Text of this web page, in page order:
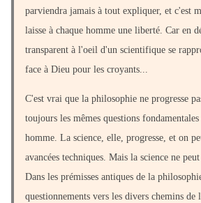
parviendra jamais à tout expliquer, et c'est
laisse à chaque homme une liberté. Car en
transparent à l'oeil d'un scientifique se
face à Dieu pour les croyants...
C'est vrai que la philosophie ne progresse
toujours les mêmes questions
homme. La science, elle, progresse, et on
avancées techniques. Mais la science ne
Dans les prémisses antiques de la
questionnements vers les divers chemins de